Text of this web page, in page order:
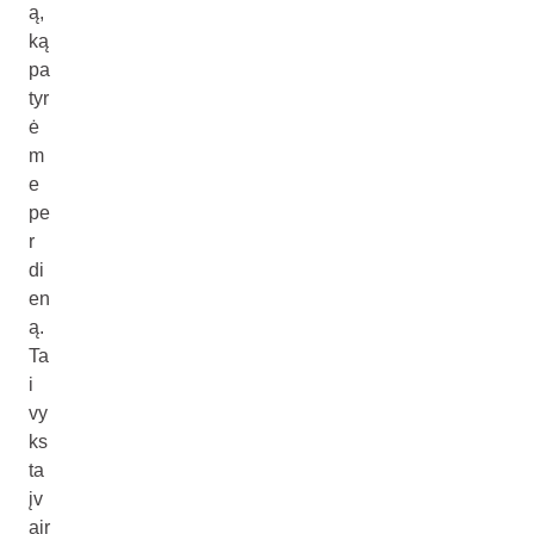
ą,
ką
pa
tyr
ė
m
e
pe
r
di
en
ą.
Ta
i
vy
ks
ta
įv
air